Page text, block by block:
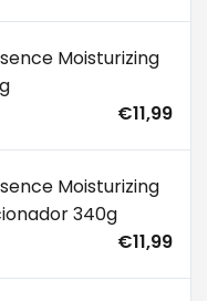
Moisturizing
€11,99
Moisturizing
340g
€11,99